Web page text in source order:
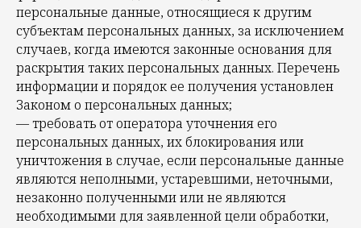
персональные данные, относящиеся к другим
субъектам персональных данных, за исключением
случаев, когда имеются законные основания для
раскрытия таких персональных данных. Перечень
информации и порядок ее получения установлен
Законом о персональных данных;
— требовать от оператора уточнения его
персональных данных, их блокирования или
уничтожения в случае, если персональные данные
являются неполными, устаревшими, неточными,
незаконно полученными или не являются
необходимыми для заявленной цели обработки,